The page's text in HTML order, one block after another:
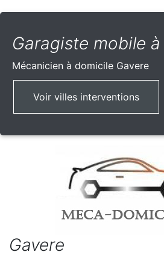
Garagiste mobile à
Mécanicien à domicile Gavere
Voir villes interventions
Gavere